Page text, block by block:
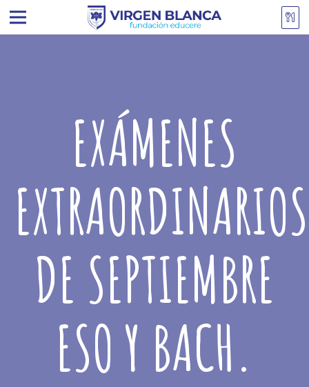
EXÁMENES
EXTRAORDINARIOS
DE SEPTIEMBRE
ESO Y BACH.